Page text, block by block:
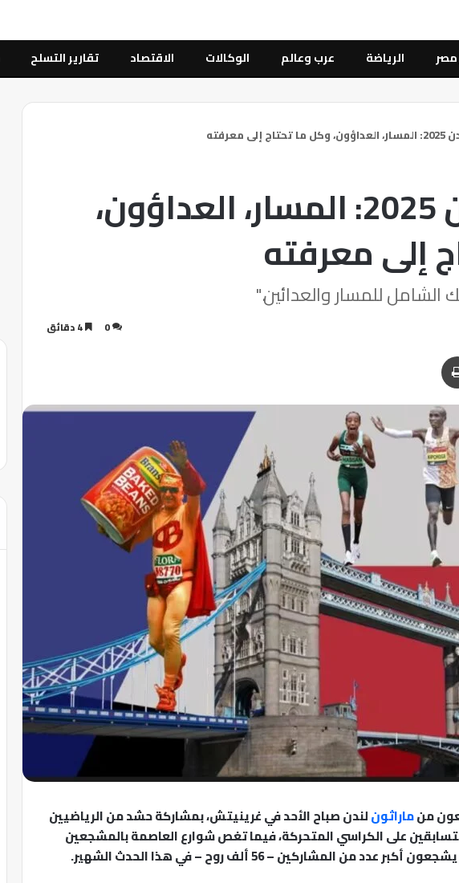
مصر الرياضة عرب وعالم الوكالات الاقتصاد تقارير التسلح
معرفته
ماراثون لندن 2025: المسار، العداؤون،
إلى معرفته
0
منماراثونلندن صباح الأحد في غرينيتش، بمشاركة حشد من الرياضيين
على الكراسي المتحركة، فيما تغص شوارع العاصمة بالمشجعين